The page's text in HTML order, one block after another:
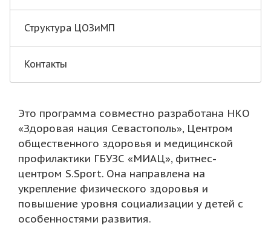
Структура ЦОЗиМП
Контакты
Это программа совместно разработана НКО
«Здоровая нация Севастополь», Центром
общественного здоровья и медицинской
профилактики ГБУЗС «МИАЦ», фитнес-
центром S.Sport. Она направлена на
укрепление физического здоровья и
повышение уровня социализации у детей с
особенностями развития.